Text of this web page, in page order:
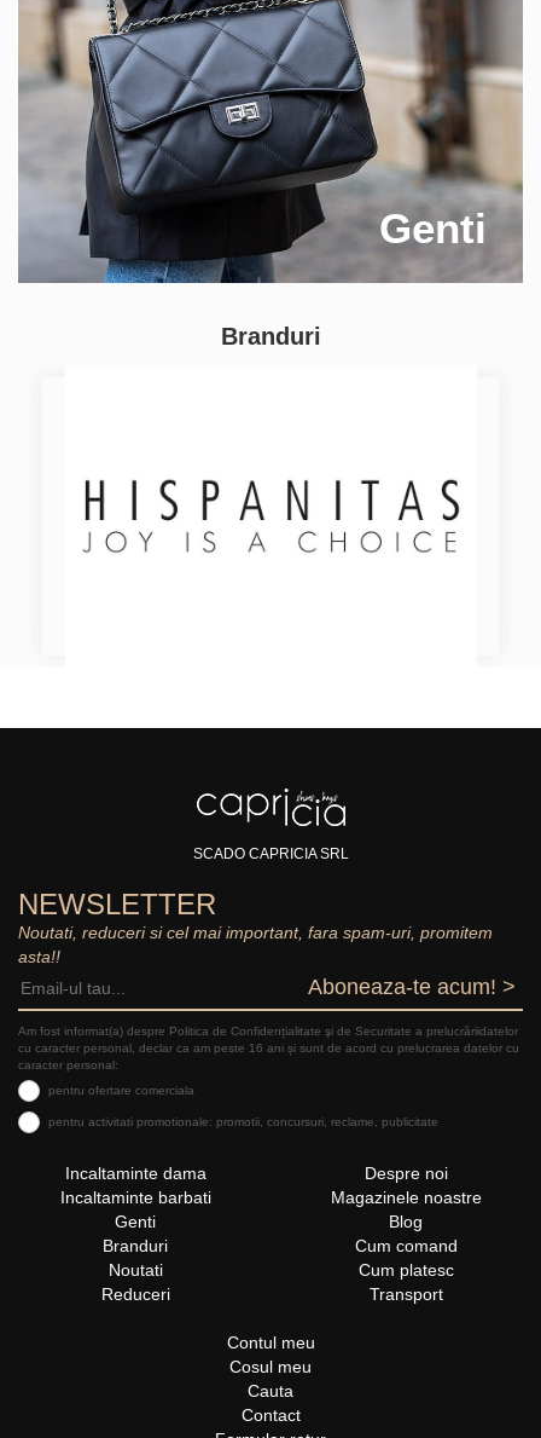
Genti
Branduri
SCADO CAPRICIA SRL
NEWSLETTER
Noutati, reduceri si cel mai important, fara spam-uri, promitem
asta!!
Aboneaza-te acum! >
Am fost informat(a) despre Politica de Confidențialitate şi de Securitate a prelucrăriidatelor
cu caracter personal, declar ca am peste 16 ani și sunt de acord cu prelucrarea datelor cu
caracter personal:
pentru ofertare comerciala
pentru activitati promotionale: promotii, concursuri, reclame, publicitate
Incaltaminte dama
Incaltaminte barbati
Genti
Branduri
Noutati
Reduceri
Despre noi
Magazinele noastre
Blog
Cum comand
Cum platesc
Transport
Contul meu
Cosul meu
Cauta
Contact